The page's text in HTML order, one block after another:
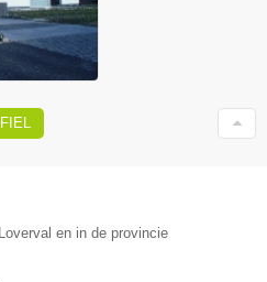
en in de provincie